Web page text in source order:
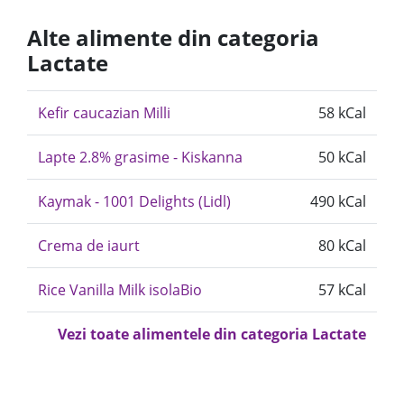
Alte alimente din categoria
Lactate
Kefir caucazian Milli 58 kCal
Lapte 2.8% grasime - Kiskanna 50 kCal
Kaymak - 1001 Delights (Lidl) 490 kCal
Crema de iaurt 80 kCal
Rice Vanilla Milk isolaBio 57 kCal
Vezi toate alimentele din categoria Lactate